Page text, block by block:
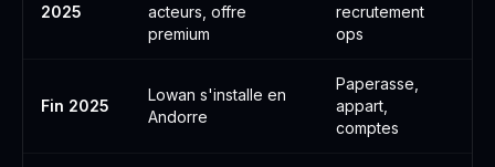
2025
acteurs, offre
premium
recrutement
ops
Fin 2025
Lowan s'installe en
Andorre
Paperasse,
appart,
comptes